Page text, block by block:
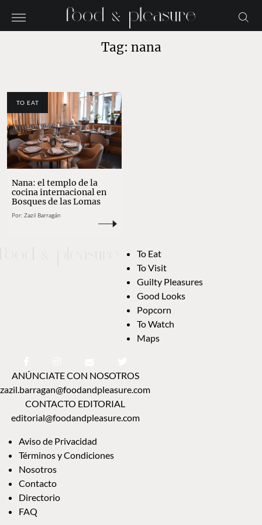
Tag: nana
TO EAT
Nana: el templo de la
cocina internacional en
Bosques de las Lomas
Por: Zazil Barragán
To Eat
To Visit
Guilty Pleasures
Good Looks
Popcorn
To Watch
Maps
ANÚNCIATE CON NOSOTROS
zazil.barragan@foodandpleasure.com
CONTACTO EDITORIAL
editorial@foodandpleasure.com
Aviso de Privacidad
Términos y Condiciones
Nosotros
Contacto
Directorio
FAQ